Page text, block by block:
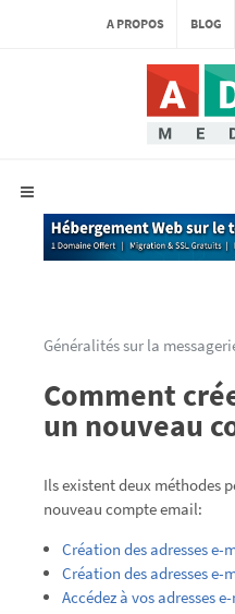
A PROPOS BLOG
Généralités sur la
Comment
un nouveau
Ils existent deux méthodes
nouveau compte email:
Création des adresses e-
Création des adresses e-
Accédez à vos adresses